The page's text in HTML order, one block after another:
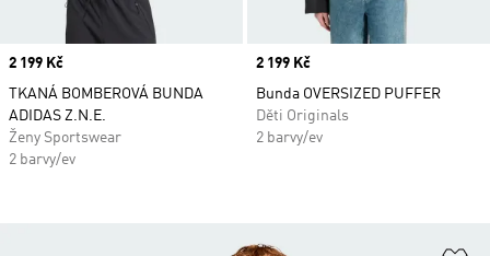
Price
2 199 Kč
TKANÁ BOMBEROVÁ BUNDA
ADIDAS Z.N.E.
Ženy Sportswear
2 barvy/ev
Price
2 199 Kč
Bunda OVERSIZED PUFFER
Děti Originals
2 barvy/ev